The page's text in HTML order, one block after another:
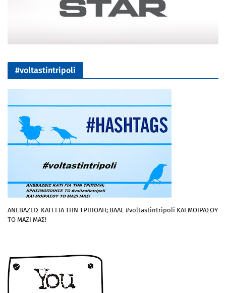
#voltastintripoli
ΑΝΕΒΑΖΕΙΣ ΚΑΤΙ ΓΙΑ ΤΗΝ ΤΡΙΠΟΛΗ; ΒΑΛΕ #voltastintripoli ΚΑΙ ΜΟΙΡΑΣΟΥ
ΤΟ ΜΑΖΙ ΜΑΣ!